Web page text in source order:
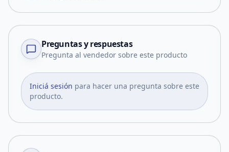
Preguntas y respuestas
Pregunta al vendedor sobre este producto
Iniciá sesión para hacer una pregunta sobre este
producto.